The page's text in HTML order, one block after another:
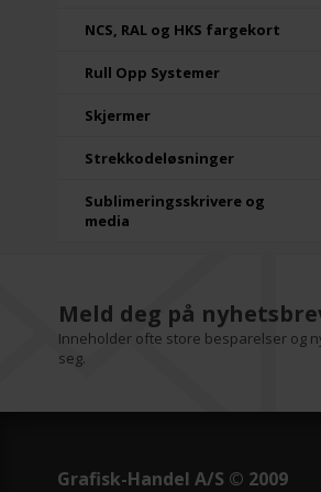
NCS, RAL og HKS fargekort
Rull Opp Systemer
Skjermer
Strekkodeløsninger
Sublimeringsskrivere og
media
Meld deg på
Inneholder ofte store besparelser og
seg.
Grafisk-Handel A/S © 2009